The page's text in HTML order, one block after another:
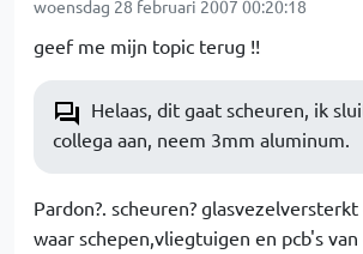
woensdag 28 februari 2007 00:20:18
geef me mijn topic terug !!
Helaas, dit gaat scheuren, ik
collega aan, neem 3mm aluminum.
Pardon?. scheuren?
waar schepen,vliegtuigen en pcb's